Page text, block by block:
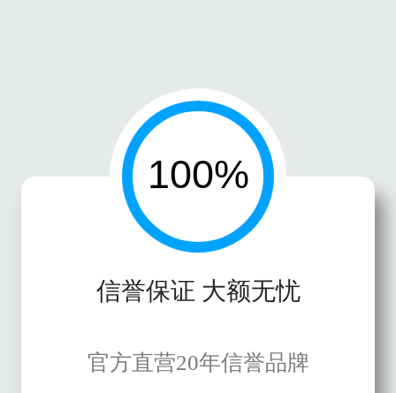
信誉保证 大额无忧
官方直营20年信誉品牌